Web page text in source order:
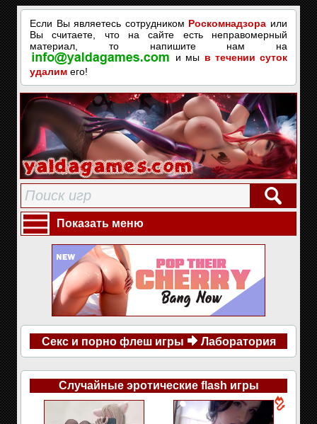
Если Вы являетесь сотрудником Роскомнадзора или
Вы считаете, что на сайте есть неправомерный
материал, то напишите нам на
и мы в течении суток
удалим его!
Показать меню
Секс и порно флеш игры Лаборатория
Случайные эротические flash игры